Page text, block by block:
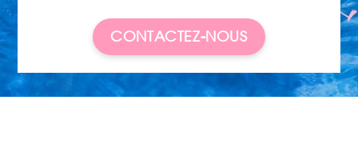
CONTACTEZ-NOUS